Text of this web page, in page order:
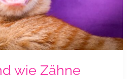
wie Zähne